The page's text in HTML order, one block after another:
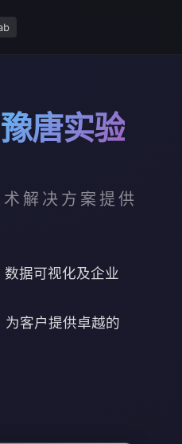
豫唐实验
解决方案提供
据可视化及企业
为客户提供卓越的